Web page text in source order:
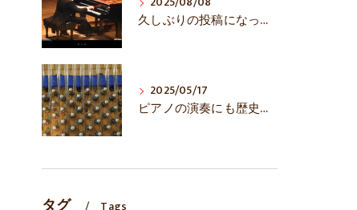
久しぶりの投稿になってしまいました……
2025/05/17
ピアノの演奏にも歴史あり！？